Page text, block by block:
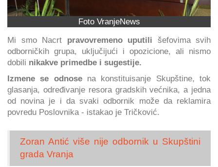
Foto VranjeNews
Mi smo Nacrt pravovremeno uputili šefovima svih
odborničkih grupa, uključijući i opozicione, ali nismo
dobili nikakve primedbe i sugestije.
Izmene se odnosena konstituisanje Skupštine, tok
glasanja, određivanje resora gradskih većnika, a jedna
od novina je i da svaki odbornik može da reklamira
povredu Poslovnika - istakao je Tričković.
Zoran Antić više nije odbornik u Skupštini
grada Vranja